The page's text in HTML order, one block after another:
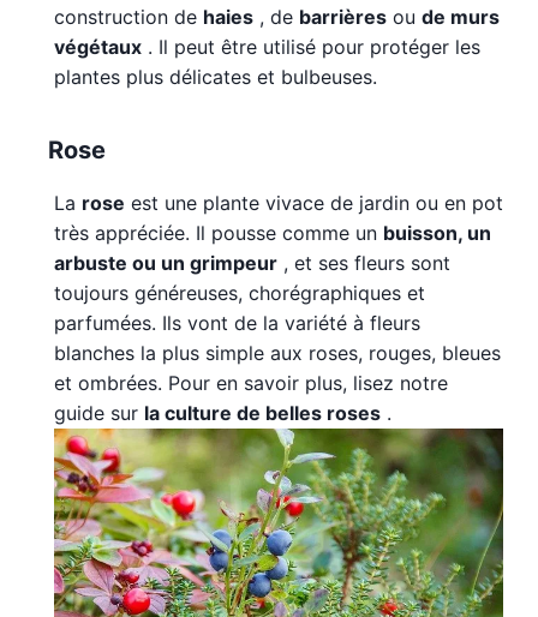
construction de haies , de barrières ou de murs
végétaux . Il peut être utilisé pour protéger les
plantes plus délicates et bulbeuses.
Rose
La rose est une plante vivace de jardin ou en pot
très appréciée. Il pousse comme un buisson, un
arbuste ou un grimpeur , et ses fleurs sont
toujours généreuses, chorégraphiques et
parfumées. Ils vont de la variété à fleurs
blanches la plus simple aux roses, rouges, bleues
et ombrées. Pour en savoir plus, lisez notre
guide sur la culture de belles roses .